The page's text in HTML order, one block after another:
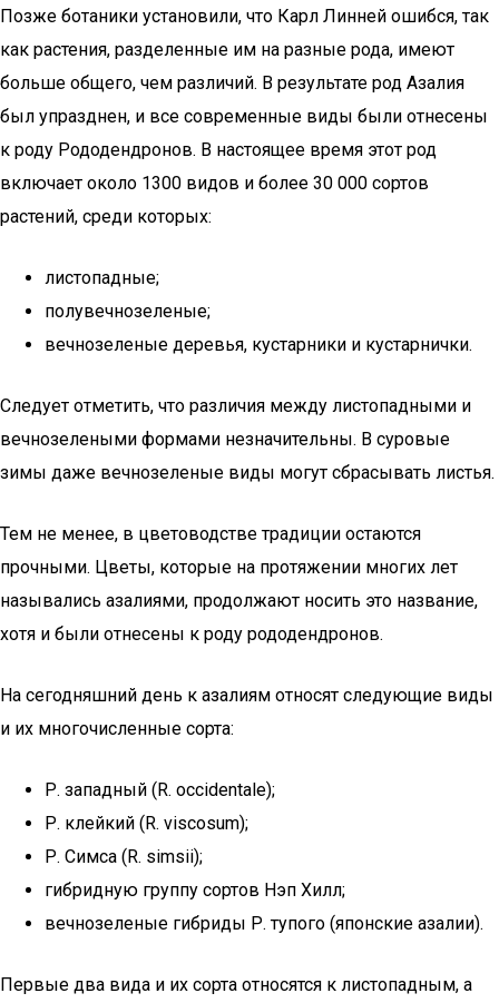
Позже ботаники установили, что Карл Линней ошибся, так
как растения, разделенные им на разные рода, имеют
больше общего, чем различий. В результате род Азалия
был упразднен, и все современные виды были отнесены
к роду Рододендронов. В настоящее время этот род
включает около 1300 видов и более 30 000 сортов
растений, среди которых:
листопадные;
полувечнозеленые;
вечнозеленые деревья, кустарники и кустарнички.
Следует отметить, что различия между листопадными и
вечнозелеными формами незначительны. В суровые
зимы даже вечнозеленые виды могут сбрасывать листья.
Тем не менее, в цветоводстве традиции остаются
прочными. Цветы, которые на протяжении многих лет
назывались азалиями, продолжают носить это название,
хотя и были отнесены к роду рододендронов.
На сегодняшний день к азалиям относят следующие виды
и их многочисленные сорта:
Р. западный (R. occidentale);
Р. клейкий (R. viscosum);
Р. Симса (R. simsii);
гибридную группу сортов Нэп Хилл;
вечнозеленые гибриды Р. тупого (японские азалии).
Первые два вида и их сорта относятся к листопадным, а